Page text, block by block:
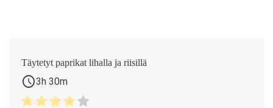
Täytetyt paprikat lihalla ja riisillä
schedule3h 30m